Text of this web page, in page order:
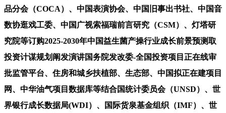
品分会（COCA）、中国表演协会、中国旧事出书社、中国音
数协逛戏工委、中国广视索福瑞前言研究（CSM）、灯塔研
究院等订购2025-2030年中国益生菌产操行业成长前景预测取
投资计谋规划阐发演讲国务院发改委-全国投资项目正在线审
批监管平台、住房和城乡扶植部、生态部、中国拟正在建项目
网、中华油气项目数据库等结合国统计委员会（UNSD）、世
界银行成长数据局(WDI）、国际货泉基金组织（IMF）、世